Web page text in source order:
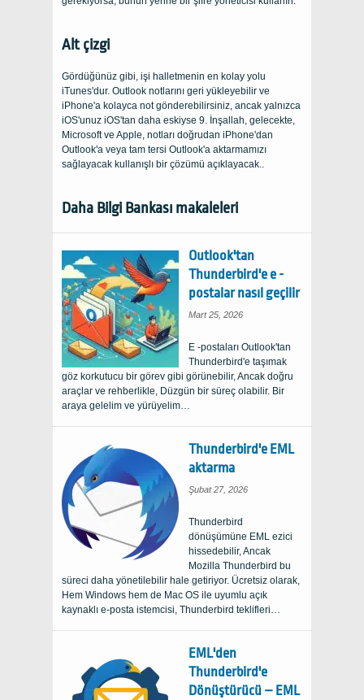
Alt çizgi
Gördüğünüz gibi, işi halletmenin en kolay yolu
iTunes'dur. Outlook notlarını geri yükleyebilir ve
iPhone'a kolayca not gönderebilirsiniz, ancak yalnızca
iOS'unuz iOS'tan daha eskiyse 9. İnşallah, gelecekte,
Microsoft ve Apple, notları doğrudan iPhone'dan
Outlook'a veya tam tersi Outlook'a aktarmamızı
sağlayacak kullanışlı bir çözümü açıklayacak..
Daha Bilgi Bankası makaleleri
Outlook'tan
Thunderbird'e e -
postalar nasıl geçilir
Mart 25, 2026
E -postaları Outlook'tan
Thunderbird'e taşımak
göz korkutucu bir görev gibi görünebilir, Ancak doğru
araçlar ve rehberlikle, Düzgün bir süreç olabilir. Bir
araya gelelim ve yürüyelim…
Thunderbird'e EML
aktarma
Şubat 27, 2026
Thunderbird
dönüşümüne EML ezici
hissedebilir, Ancak
Mozilla Thunderbird bu
süreci daha yönetilebilir hale getiriyor. Ücretsiz olarak,
Hem Windows hem de Mac OS ile uyumlu açık
kaynaklı e-posta istemcisi, Thunderbird teklifleri…
EML'den
Thunderbird'e
Dönüştürücü – EML